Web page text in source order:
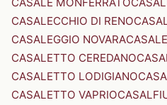
CASALECCHIO DI RENO
CASALEGGIO NOVARA
CASALETTO CEREDANO
CASALETTO LODIGIANO
CASALETTO VAPRIO